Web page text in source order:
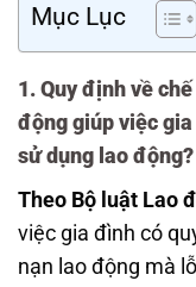
Mục Lục
1. Quy định về
động giúp việc
sử dụng lao động?
Theo Bộ luật Lao
việc gia đình có
nạn lao động mà